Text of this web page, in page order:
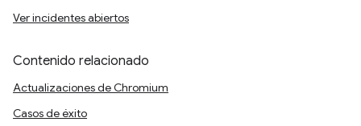
Ver incidentes abiertos
Contenido relacionado
Actualizaciones de Chromium
Casos de éxito